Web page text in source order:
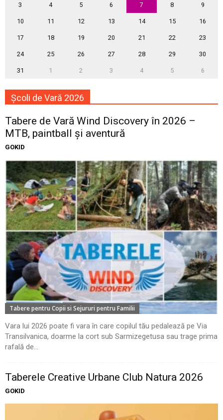
3 4 5 6 7 8 9
10 11 12 13 14 15 16
17 18 19 20 21 22 23
24 25 26 27 28 29 30
31 1 2 3 4 5 6
Școli de Vară 2026
Tabere de Vară Wind Discovery în 2026 –
MTB, paintball și aventură
GOKID
Tabere pentru Copii si Sejururi pentru Familii
Vara lui 2026 poate fi vara în care copilul tău pedalează pe Via
Transilvanica, doarme la cort sub Sarmizegetusa sau trage prima
rafală de...
Taberele Creative Urbane Club Natura 2026
GOKID